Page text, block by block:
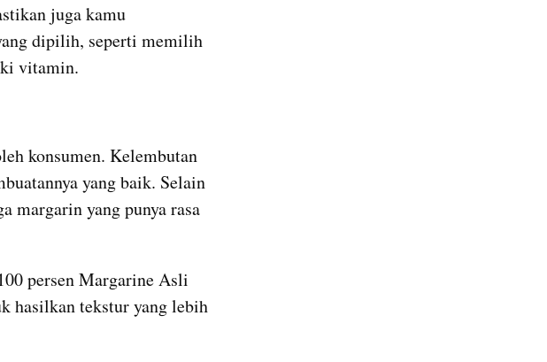
juga kamu
dipilih, seperti memilih
vitamin.
konsumen. Kelembutan
yang baik. Selain
margarin yang punya rasa
persen Margarine Asli
hasilkan tekstur yang lebih